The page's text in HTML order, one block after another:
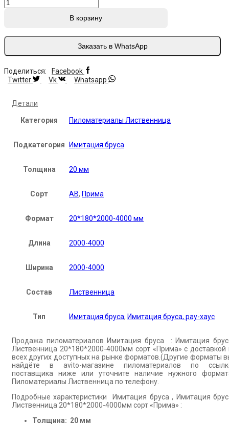
В корзину
Заказать в WhatsApp
Поделиться:
Facebook
Twitter
Vk Whatsapp
Детали
Категория Пиломатериалы Лиственница
Подкатегория Имитация бруса
Толщина 20 мм
Сорт АВ, Прима
Формат 20*180*2000-4000 мм
Длина 2000-4000
Ширина 2000-4000
Состав Лиственница
Тип Имитация бруса, Имитация бруса, рау-хаус
Продажа пиломатериалов Имитация бруса : Имитация
Лиственница 20*180*2000-4000мм сорт «Прима» с доставкой
всех других доступных на рынке форматов.(Другие форматы
найдёте в avito-магазине пиломатериалов по
поставщика ниже или уточните наличие нужного
Пиломатериалы Лиственница по телефону.
Подробные характеристики Имитация бруса , Имитация
Лиственница 20*180*2000-4000мм сорт «Прима» :
Толщина: 20 мм